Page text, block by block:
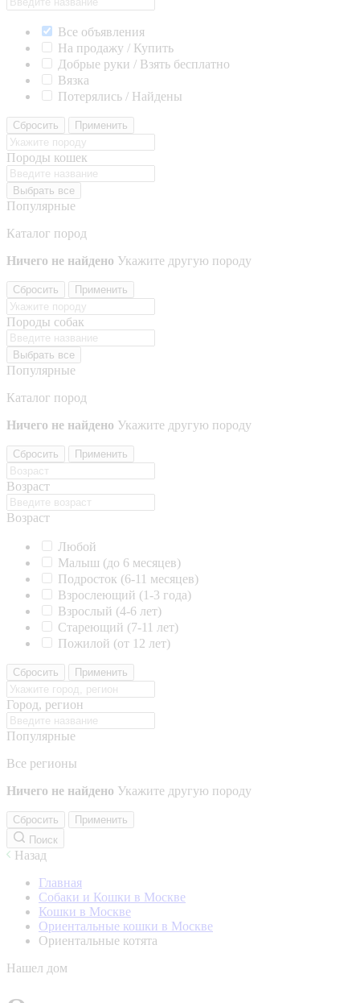
Все объявления
На продажу / Купить
Добрые руки / Взять бесплатно
Вязка
Потерялись / Найдены
Сбросить Применить
Породы кошек
Выбрать все
Популярные
Каталог пород
Ничего не найдено Укажите другую породу
Сбросить Применить
Породы собак
Выбрать все
Популярные
Каталог пород
Ничего не найдено Укажите другую породу
Сбросить Применить
Возраст
Возраст
Любой
Малыш (до 6 месяцев)
Подросток (6-11 месяцев)
Взрослеющий (1-3 года)
Взрослый (4-6 лет)
Стареющий (7-11 лет)
Пожилой (от 12 лет)
Сбросить Применить
Город, регион
Популярные
Все регионы
Ничего не найдено Укажите другую породу
Сбросить
Применить
Поиск
Назад
Главная
Собаки и Кошки в Москве
Кошки в Москве
Ориентальные кошки в Москве
Ориентальные котята
Нашел дом